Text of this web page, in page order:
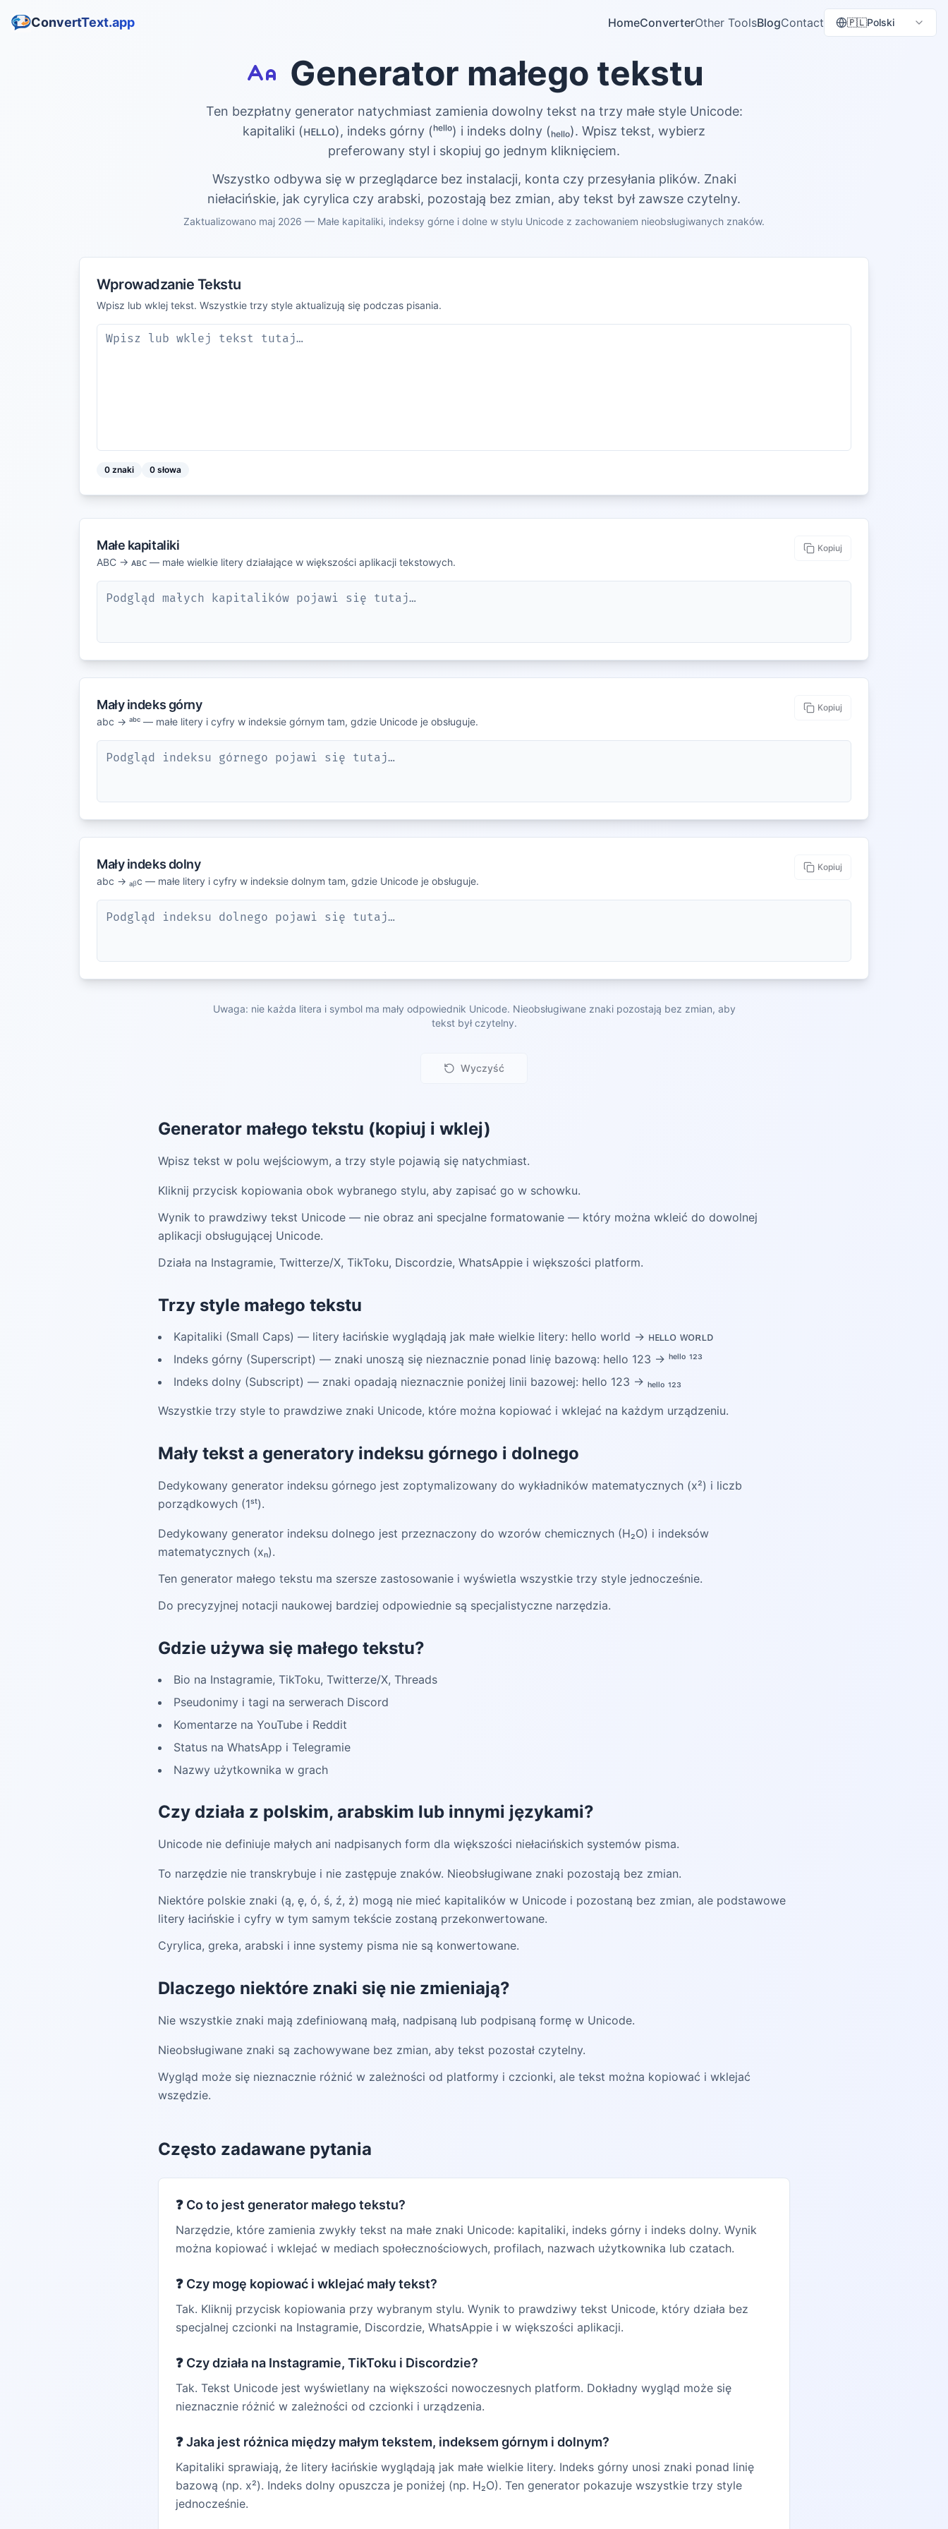
ConvertText.app HomeConverterOther ToolsBlogContact 🇵🇱Polski
Generator małego tekstu
Ten bezpłatny generator natychmiast zamienia dowolny tekst na trzy małe style Unicode:
kapitaliki (ʜᴇʟʟᴏ), indeks górny (ʰᵉˡˡᵒ) i indeks dolny (ₕₑₗₗₒ). Wpisz tekst, wybierz
preferowany styl i skopiuj go jednym kliknięciem.
Wszystko odbywa się w przeglądarce bez instalacji, konta czy przesyłania plików. Znaki
niełacińskie, jak cyrylica czy arabski, pozostają bez zmian, aby tekst był zawsze czytelny.
Zaktualizowano maj 2026 — Małe kapitaliki, indeksy górne i dolne w stylu Unicode z zachowaniem nieobsługiwanych znaków.
Wprowadzanie Tekstu
Wpisz lub wklej tekst. Wszystkie trzy style aktualizują się podczas pisania.
0 znaki 0 słowa
Małe kapitaliki
ABC → ᴀʙᴄ — małe wielkie litery działające w większości aplikacji tekstowych.
Kopiuj
Podgląd małych kapitalików pojawi się tutaj…
Mały indeks górny
abc → ᵃᵇᶜ — małe litery i cyfry w indeksie górnym tam, gdzie Unicode je obsługuje.
Kopiuj
Podgląd indeksu górnego pojawi się tutaj…
Mały indeks dolny
abc → ₐᵦc — małe litery i cyfry w indeksie dolnym tam, gdzie Unicode je obsługuje.
Kopiuj
Podgląd indeksu dolnego pojawi się tutaj…
Uwaga: nie każda litera i symbol ma mały odpowiednik Unicode. Nieobsługiwane znaki pozostają bez zmian, aby
tekst był czytelny.
Wyczyść
Generator małego tekstu (kopiuj i wklej)
Wpisz tekst w polu wejściowym, a trzy style pojawią się natychmiast.
Kliknij przycisk kopiowania obok wybranego stylu, aby zapisać go w schowku.
Wynik to prawdziwy tekst Unicode — nie obraz ani specjalne formatowanie — który można wkleić do dowolnej
aplikacji obsługującej Unicode.
Działa na Instagramie, Twitterze/X, TikToku, Discordzie, WhatsAppie i większości platform.
Trzy style małego tekstu
Kapitaliki (Small Caps) — litery łacińskie wyglądają jak małe wielkie litery: hello world → ʜᴇʟʟᴏ ᴡᴏʀʟᴅ
Indeks górny (Superscript) — znaki unoszą się nieznacznie ponad linię bazową: hello 123 → ʰᵉˡˡᵒ ¹²³
Indeks dolny (Subscript) — znaki opadają nieznacznie poniżej linii bazowej: hello 123 → ₕₑₗₗₒ ₁₂₃
Wszystkie trzy style to prawdziwe znaki Unicode, które można kopiować i wklejać na każdym urządzeniu.
Mały tekst a generatory indeksu górnego i dolnego
Dedykowany generator indeksu górnego jest zoptymalizowany do wykładników matematycznych (x²) i liczb
porządkowych (1ˢᵗ).
Dedykowany generator indeksu dolnego jest przeznaczony do wzorów chemicznych (H₂O) i indeksów
matematycznych (xₙ).
Ten generator małego tekstu ma szersze zastosowanie i wyświetla wszystkie trzy style jednocześnie.
Do precyzyjnej notacji naukowej bardziej odpowiednie są specjalistyczne narzędzia.
Gdzie używa się małego tekstu?
Bio na Instagramie, TikToku, Twitterze/X, Threads
Pseudonimy i tagi na serwerach Discord
Komentarze na YouTube i Reddit
Status na WhatsApp i Telegramie
Nazwy użytkownika w grach
Czy działa z polskim, arabskim lub innymi językami?
Unicode nie definiuje małych ani nadpisanych form dla większości niełacińskich systemów pisma.
To narzędzie nie transkrybuje i nie zastępuje znaków. Nieobsługiwane znaki pozostają bez zmian.
Niektóre polskie znaki (ą, ę, ó, ś, ź, ż) mogą nie mieć kapitalików w Unicode i pozostaną bez zmian, ale podstawowe
litery łacińskie i cyfry w tym samym tekście zostaną przekonwertowane.
Cyrylica, greka, arabski i inne systemy pisma nie są konwertowane.
Dlaczego niektóre znaki się nie zmieniają?
Nie wszystkie znaki mają zdefiniowaną małą, nadpisaną lub podpisaną formę w Unicode.
Nieobsługiwane znaki są zachowywane bez zmian, aby tekst pozostał czytelny.
Wygląd może się nieznacznie różnić w zależności od platformy i czcionki, ale tekst można kopiować i wklejać
wszędzie.
Często zadawane pytania
❓ Co to jest generator małego tekstu?
Narzędzie, które zamienia zwykły tekst na małe znaki Unicode: kapitaliki, indeks górny i indeks dolny. Wynik
można kopiować i wklejać w mediach społecznościowych, profilach, nazwach użytkownika lub czatach.
❓ Czy mogę kopiować i wklejać mały tekst?
Tak. Kliknij przycisk kopiowania przy wybranym stylu. Wynik to prawdziwy tekst Unicode, który działa bez
specjalnej czcionki na Instagramie, Discordzie, WhatsAppie i w większości aplikacji.
❓ Czy działa na Instagramie, TikToku i Discordzie?
Tak. Tekst Unicode jest wyświetlany na większości nowoczesnych platform. Dokładny wygląd może się
nieznacznie różnić w zależności od czcionki i urządzenia.
❓Jaka jest różnica między małym tekstem, indeksem górnym i dolnym?
Kapitaliki sprawiają, że litery łacińskie wyglądają jak małe wielkie litery. Indeks górny unosi znaki ponad linię
bazową (np. x²). Indeks dolny opuszcza je poniżej (np. H₂O). Ten generator pokazuje wszystkie trzy style
jednocześnie.